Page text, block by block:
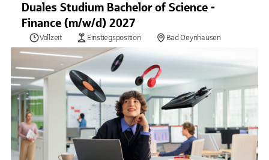
Duales Studium Bachelor of Science -
Finance (m/w/d) 2027
Vollzeit Einstiegsposition Bad Oeynhausen